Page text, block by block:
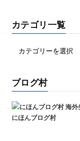
カテゴリ一覧
ブログ村
にほんブログ村